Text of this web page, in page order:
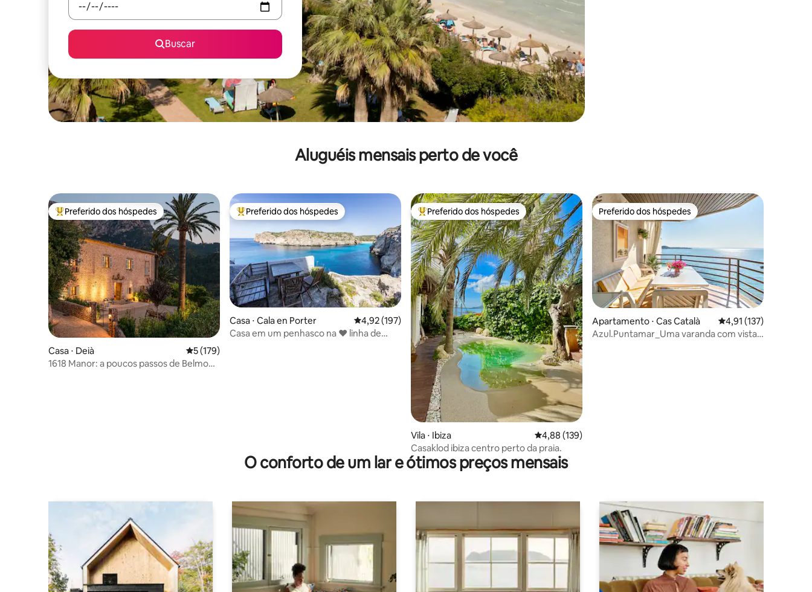
Buscar
Aluguéis mensais perto de você
Entre os melhores preferidos dos hóspedes
Preferido dos hóspedes
Casa ⋅ Deià 5 de uma avaliação média de 5, 179 avaliações
5 (179)
1618 Manor: a poucos passos de Belmond
Entre os melhores preferidos dos hóspedes
Preferido dos hóspedes
Casa ⋅ Cala en Porter 4,92 de uma avaliação média de 5, 197 avaliações
4,92 (197)
Casa em um penhasco na ❤ linha de
Entre os melhores preferidos dos hóspedes
Preferido dos hóspedes
Vila ⋅ Ibiza 4,88 de uma avaliação média de 5, 139 avaliações
4,88 (139)
Casaklod ibiza centro perto da praia.
Preferido dos hóspedes
Preferido dos hóspedes
Apartamento ⋅ Cas Català 4,91 de uma avaliação
4,91 (137)
Azul.Puntamar_Uma varanda com vista
O conforto de um lar e ótimos preços mensais